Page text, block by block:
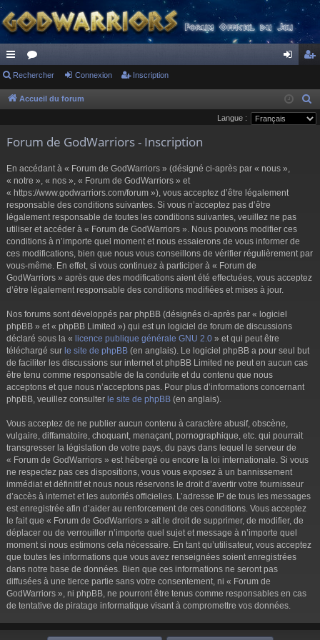
ac
co
ci
or
u
s
ne cri
pti
Rechercher Connexion Inscription
Accueil du forum
e
Langue :
Forum de GodWarriors - Inscription
En accédant à « Forum de GodWarriors » (désigné ci-après par « nous »,
« notre », « nos », « Forum de GodWarriors » et
« https://www.godwarriors.com/forum »), vous acceptez d’être légalement
responsable des conditions suivantes. Si vous n’acceptez pas d’être
légalement responsable de toutes les conditions suivantes, veuillez ne pas
utiliser et accéder à « Forum de GodWarriors ». Nous pouvons modifier ces
conditions à n’importe quel moment et nous essaierons de vous informer de
ces modifications, bien que nous vous conseillons de vérifier régulièrement par
vous-même. En effet, si vous continuez à participer à « Forum de
GodWarriors » après que des modifications aient été effectuées, vous acceptez
d’être légalement responsable des conditions modifiées et mises à jour.
Nos forums sont développés par phpBB (désignés ci-après par « logiciel
phpBB » et « phpBB Limited ») qui est un logiciel de forum de discussions
déclaré sous la « licence publique générale GNU 2.0 » et qui peut être
téléchargé sur le site de phpBB (en anglais). Le logiciel phpBB a pour seul but
de faciliter les discussions sur internet et phpBB Limited ne peut en aucun cas
être tenu comme responsable de la conduite et du contenu que nous
acceptons et que nous n’acceptons pas. Pour plus d’informations concernant
phpBB, veuillez consulter le site de phpBB (en anglais).
Vous acceptez de ne publier aucun contenu à caractère abusif, obscène,
vulgaire, diffamatoire, choquant, menaçant, pornographique, etc. qui pourrait
transgresser la législation de votre pays, du pays dans lequel le serveur de
« Forum de GodWarriors » est hébergé ou encore la loi internationale. Si vous
ne respectez pas ces dispositions, vous vous exposez à un bannissement
immédiat et définitif et nous nous réservons le droit d’avertir votre fournisseur
d’accès à internet et les autorités officielles. L’adresse IP de tous les messages
est enregistrée afin d’aider au renforcement de ces conditions. Vous acceptez
le fait que « Forum de GodWarriors » ait le droit de supprimer, de modifier, de
déplacer ou de verrouiller n’importe quel sujet et message à n’importe quel
moment si nous estimons cela nécessaire. En tant qu’utilisateur, vous acceptez
que toutes les informations que vous avez renseignées soient enregistrées
dans notre base de données. Bien que ces informations ne seront pas
diffusées à une tierce partie sans votre consentement, ni « Forum de
GodWarriors », ni phpBB, ne pourront être tenus comme responsables en cas
de tentative de piratage informatique visant à compromettre vos données.